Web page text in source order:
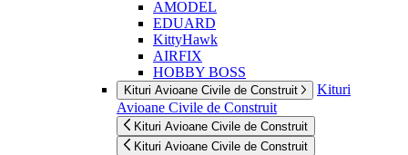
AMODEL
EDUARD
KittyHawk
AIRFIX
HOBBY BOSS
Kituri Avioane Civile de Construit
Kituri
Avioane Civile de Construit
Kituri Avioane Civile de Construit
Kituri Avioane Civile de Construit